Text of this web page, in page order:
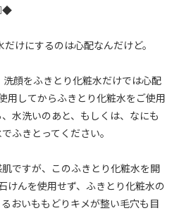
けにするのは心配なんだけど。
顔をふきとり化粧水だけでは心配
用してからふきとり化粧水をご使用
水洗いのあと、もしくは、なにも
ふきとってください。
ですが、このふきとり化粧水を開
けんを使用せず、ふきとり化粧水の
おいももどりキメが整い毛穴も目